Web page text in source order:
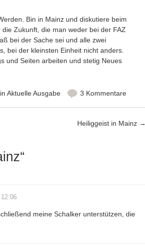
Bin in Mainz und diskutiere beim
Zukunft, die man weder bei der FAZ
bei der Sache sei und alle zwei
bei der kleinsten Einheit nicht anders.
und Seiten arbeiten und stetig Neues
Aktuelle Ausgabe 3 Kommentare
Heiliggeist in Mainz →
“
meine Schalker unterstützen, die